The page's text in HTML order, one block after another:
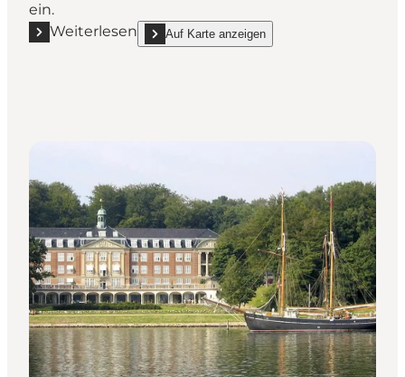
ein.
Weiterlesen
Mehr erfahren "Hotel Kolding - Modernes Hotel im
Auf Karte anzeigen
show Hotel Kolding - Modernes Hotel im